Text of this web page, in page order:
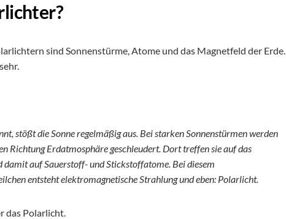
sind Sonnenstürme, Atome und das Magnetfeld der Erde.
stößt die Sonne regelmäßig aus. Bei starken Sonnenstürmen werden
Richtung Erdatmosphäre geschleudert. Dort treffen sie auf das
damit auf Sauerstoff- und Stickstoffatome. Bei diesem
entsteht elektromagnetische Strahlung und eben: Polarlicht.
das Polarlicht.